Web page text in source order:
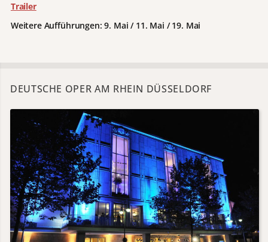
Trailer
Weitere Aufführungen: 9. Mai / 11. Mai / 19. Mai
DEUTSCHE OPER AM RHEIN DÜSSELDORF